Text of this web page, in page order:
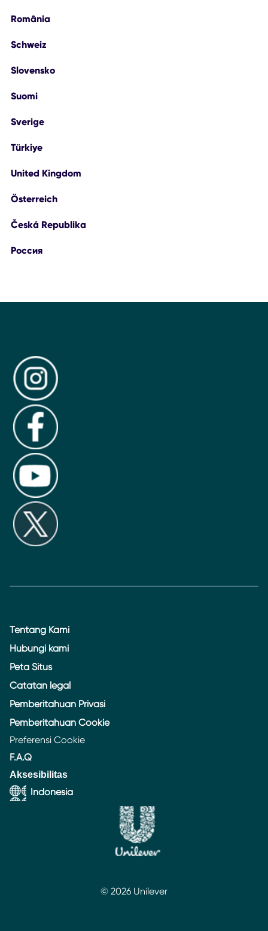
România
Schweiz
Slovensko
Suomi
Sverige
Türkiye
United Kingdom
Österreich
Česká Republika
Россия
Tentang Kami
Hubungi kami
Peta Situs
Catatan legal
Pemberitahuan Privasi
Pemberitahuan Cookie
Preferensi Cookie
F.A.Q
Aksesibilitas
Indonesia
© 2026 Unilever